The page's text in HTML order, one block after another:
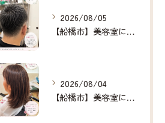
2026/08/05
【船橋市】美容室に行けない…をなくしたい✂️✨
2026/08/04
【船橋市】美容室に行けない…をなくしたい✂️✨